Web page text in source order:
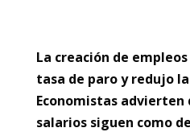
La creación de
tasa de paro y redujo
Economistas
salarios siguen como